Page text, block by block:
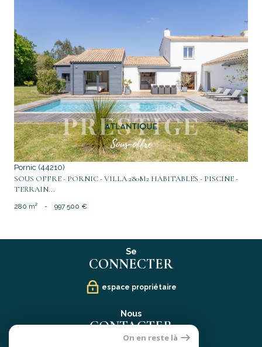
voir le bien
Pornic (44210)
SOUS OFFRE - PORNIC - VILLA 280M2 HABITABLES - PISCINE -
TERRAIN...
280 m² - 997 500 €
Se
CONNECTER
espace propriétaire
Nous
CONTACTER
On en reste là